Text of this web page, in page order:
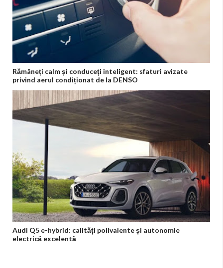
Rămâneți calm și conduceți inteligent: sfaturi avizate
privind aerul condiționat de la DENSO
Audi Q5 e-hybrid: calități polivalente și autonomie
electrică excelentă